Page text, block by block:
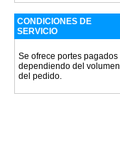
CONDICIONES DE
SERVICIO
Se ofrece portes pagados
dependiendo del volumen
del pedido.